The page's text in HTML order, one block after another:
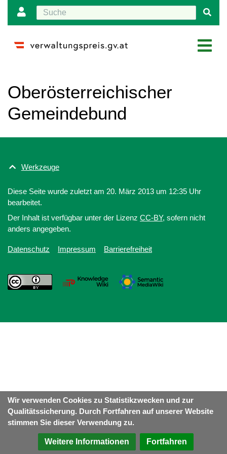
Oberösterreichischer
Gemeindebund
Wir verwenden Cookies zu Statistikzwecken und zur
Qualitätssicherung. Durch Fortfahren auf unserer Website
stimmen Sie dieser Verwendung zu.
Weitere Informationen Fortfahren
Werkzeuge
Diese Seite wurde zuletzt am 20. März 2013 um 12:35 Uhr
bearbeitet.
Der Inhalt ist verfügbar unter der Lizenz CC-BY, sofern nicht
anders angegeben.
Datenschutz Impressum Barrierefreiheit